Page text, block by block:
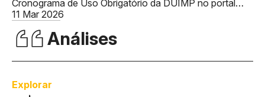
Cronograma de Uso Obrigatório da DUIMP no portal
Siscomex.
11 Mar 2026
Análises
Explorar